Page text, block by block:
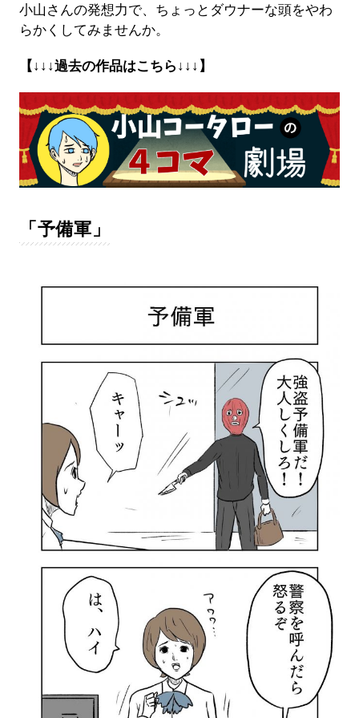
小山さんの発想力で、ちょっとダウナーな頭をやわ
らかくしてみませんか。
【↓↓↓過去の作品はこちら↓↓↓】
「予備軍」